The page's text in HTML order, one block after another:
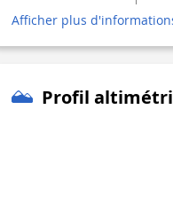
Afficher plus
Profil